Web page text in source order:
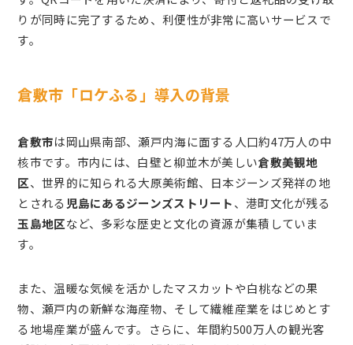
りが同時に完了するため、利便性が非常に高いサービスで
す。
倉敷市「ロケふる」導入の背景
倉敷市は岡山県南部、瀬戸内海に面する人口約47万人の中
核市です。市内には、白壁と柳並木が美しい倉敷美観地
区、世界的に知られる大原美術館、日本ジーンズ発祥の地
とされる 児島にあるジーンズストリート、港町文化が残る
玉島地区など、多彩な歴史と文化の資源が集積していま
す。
また、温暖な気候を活かしたマスカットや白桃などの果
物、瀬戸内の新鮮な海産物、そして繊維産業をはじめとす
る地場産業が盛んです。さらに、年間約500万人の観光客